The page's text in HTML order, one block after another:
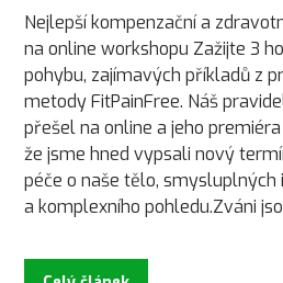
Nejlepší kompenzační a
na online workshopu Zažijte 3
pohybu, zajímavých příkladů z
metody FitPainFree. Náš
přešel na online a jeho
že jsme hned vypsali nový
péče o naše tělo, smysluplných
a komplexního pohledu.Zváni